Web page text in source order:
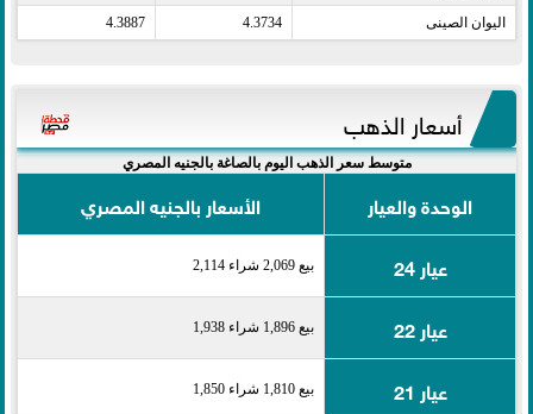
اليوان الصينى​ 4.3734
4.3887
أسعار الذهب
متوسط سعر الذهب اليوم بالصاغة بالجنيه المصري
الوحدة والعيار
الأسعار بالجنيه المصري
عيار 24
بيع 2,069 شراء 2,114
عيار 22 بيع 1,896 شراء 1,938
عيار 21 بيع 1,810 شراء 1,850